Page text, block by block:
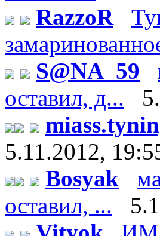
RazzoR
S@NA_59
оставил, д...
5.11.2012,
Bosyak
оставил, ...